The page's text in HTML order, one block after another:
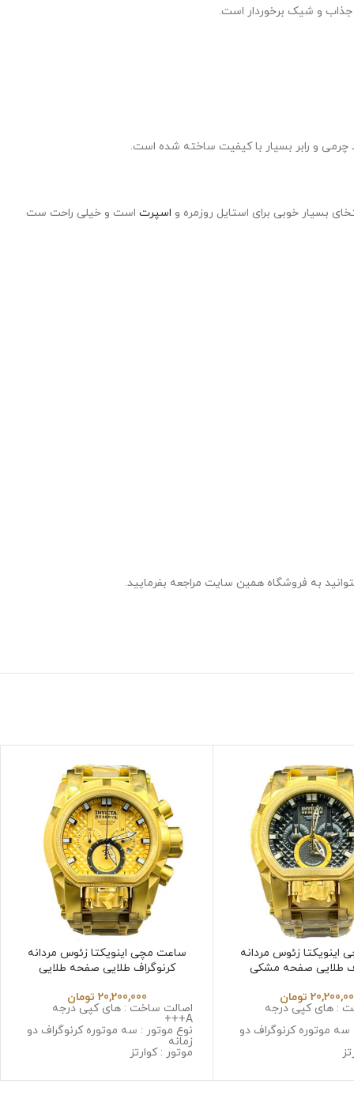
جذاب و شیک برخوردار است.
و رابر بسیار با کیفیت ساخته شده است.
بسیار خوبی برای استایل روزمره و اسپرت است و خیلی راحت ست
به فروشگاه همین سایت مراجعه بفرمایید.
زئوس مردانه
طلایی صفحه مشکی
تومان
: های کپی درجه
سه موتوره کرنوگراف دو
: سافایر ضد خش
ساعت مچی اینویکتا زئوس مردانه
کرنوگراف طلایی صفحه طلایی
20,200,000 تومان
اصالت ساخت : های کپی درجه
A+++
نوع موتور : سه موتوره کرنوگراف دو
زمانه
موتور : کوارتز
جنس شیشه : سافایر ضد خش